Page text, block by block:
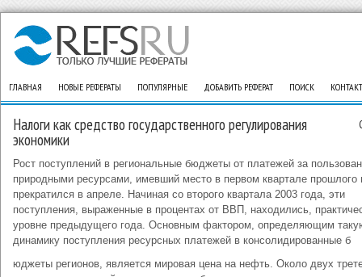
ГЛАВНАЯ НОВЫЕ РЕФЕРАТЫ ПОПУЛЯРНЫЕ ДОБАВИТЬ РЕФЕРАТ ПОИСК
Налоги как средство государственного регулирования
экономики
Рост поступлений в региональные бюджеты от платежей за
природными ресурсами, имевший место в первом квартале прошлого
прекратился в апреле. Начиная со второго квартала 2003 года, эти
поступления, выраженные в процентах от ВВП, находились,
уровне предыдущего года. Основным фактором, определяющим
динамику поступления ресурсных платежей в консолидированные б
юджеты регионов, является мировая цена на нефть. Около двух